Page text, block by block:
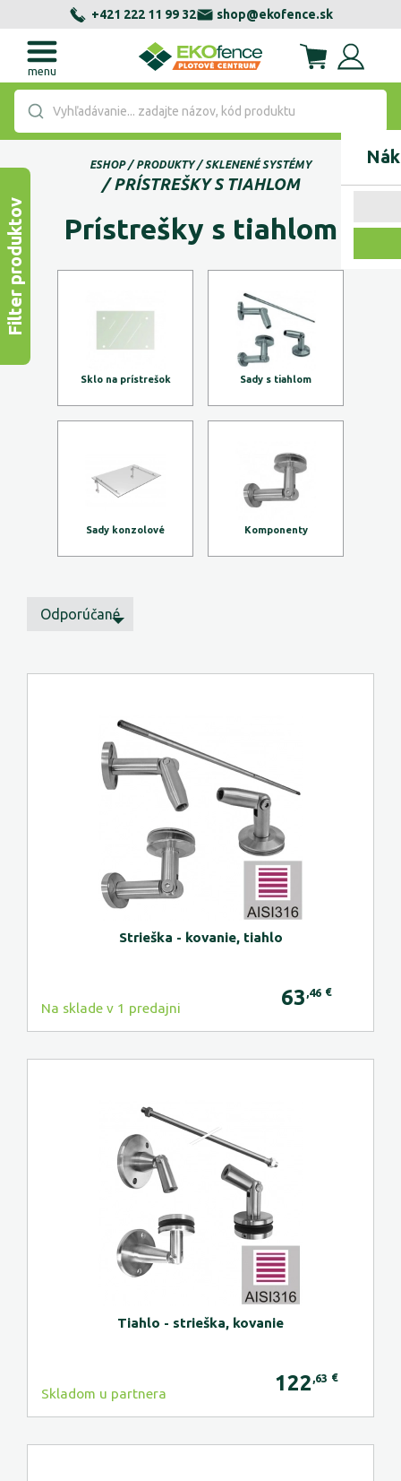
+421 222 11 99 32 shop@ekofence.sk
menu
Vyhľadávanie... zadajte názov, kód produktu
ESHOP PRODUKTY SKLENENÉ SYSTÉMY
PRÍSTREŠKY S TIAHLOM
Prístrešky s tiahlom
Sklo na prístrešok Sady s tiahlom
Sady konzolové Komponenty
Filter produktov
Odporúčané
Strieška - kovanie, tiahlo
Na sklade v 1 predajni 63 ,46 €
Tiahlo - strieška, kovanie
Skladom u partnera 122 ,63 €